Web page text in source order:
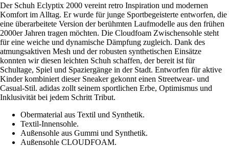
Der Schuh Eclyptix 2000 vereint retro Inspiration und modernen
Komfort im Alltag. Er wurde für junge Sportbegeisterte entworfen, die
eine überarbeitete Version der berühmten Laufmodelle aus den frühen
2000er Jahren tragen möchten. Die Cloudfoam Zwischensohle steht
für eine weiche und dynamische Dämpfung zugleich. Dank des
atmungsaktiven Mesh und der robusten synthetischen Einsätze
konnten wir diesen leichten Schuh schaffen, der bereit ist für
Schultage, Spiel und Spaziergänge in der Stadt. Entworfen für aktive
Kinder kombiniert dieser Sneaker gekonnt einen Streetwear- und
Casual-Stil. adidas zollt seinem sportlichen Erbe, Optimismus und
Inklusivität bei jedem Schritt Tribut.
Obermaterial aus Textil und Synthetik.
Textil-Innensohle.
Außensohle aus Gummi und Synthetik.
Außensohle CLOUDFOAM.